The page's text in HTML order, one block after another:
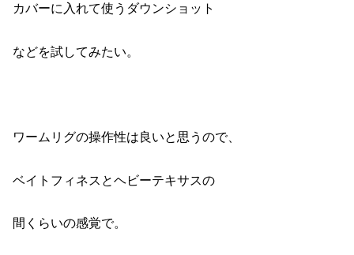
カバーに入れて使うダウンショット
などを試してみたい。
ワームリグの操作性は良いと思うので、
ベイトフィネスとヘビーテキサスの
間くらいの感覚で。